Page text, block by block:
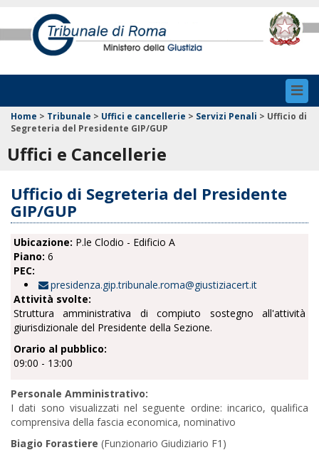
Home > Tribunale > Uffici e cancellerie > Servizi Penali > Ufficio di
Segreteria del Presidente GIP/GUP
Uffici e Cancellerie
Ufficio di Segreteria del Presidente
GIP/GUP
Ubicazione: P.le Clodio - Edificio A
Piano: 6
PEC:
presidenza.gip.tribunale.roma@giustiziacert.it
Attività svolte:
Struttura amministrativa di compiuto sostegno all'attività
giurisdizionale del Presidente della Sezione.
Orario al pubblico:
09:00 - 13:00
Personale Amministrativo:
I dati sono visualizzati nel seguente ordine: incarico, qualifica
comprensiva della fascia economica, nominativo
Biagio Forastiere (Funzionario Giudiziario F1)